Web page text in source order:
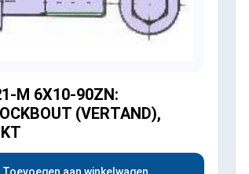
M 6X10-90ZN:
(VERTAND),
Toevoegen aan winkelwagen